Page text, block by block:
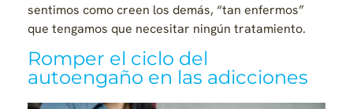
sentimos como creen los demás, “tan enfermos”
que tengamos que necesitar ningún tratamiento.
Romper el ciclo del
autoengaño en las adicciones